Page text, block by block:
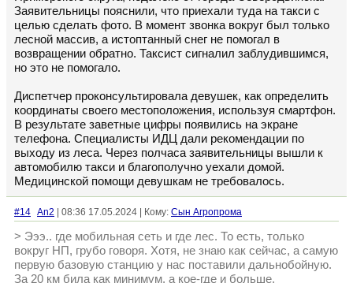
Заявительницы пояснили, что приехали туда на такси с
целью сделать фото. В момент звонка вокруг был только
лесной массив, а истоптанный снег не помогал в
возвращении обратно. Таксист сигналил заблудившимся,
но это не помогало.
Диспетчер проконсультировала девушек, как определить
координаты своего местоположения, используя смартфон.
В результате заветные цифры появились на экране
телефона. Специалисты ИДЦ дали рекомендации по
выходу из леса. Через полчаса заявительницы вышли к
автомобилю такси и благополучно уехали домой.
Медицинской помощи девушкам не требовалось.
#14 An2 | 08:36 17.05.2024 | Кому: Сын Агропрома
> Эээ.. где мобильная сеть и где лес. То есть, только
вокруг НП, грубо говоря. Хотя, не знаю как сейчас, а самую
первую базовую станцию у нас поставили дальнобойную.
За 20 км била как минимум, а кое-где и больше.